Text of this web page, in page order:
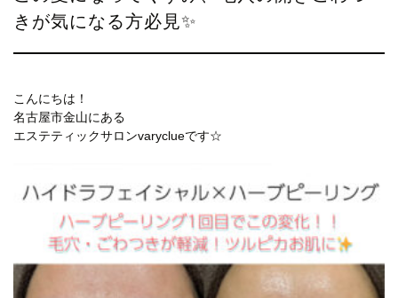
きが気になる方必見✨
こんにちは！
名古屋市金山にある
エステティックサロンvaryclueです☆